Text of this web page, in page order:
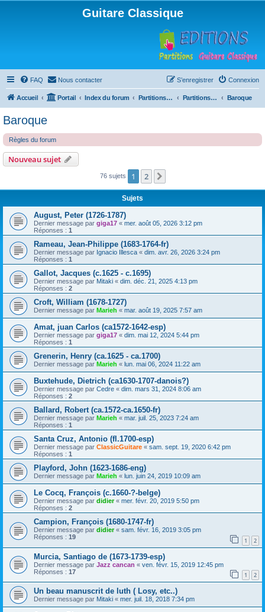
Guitare Classique
FAQ Nous contacter Connexion
S’enregistrer
Accueil Portail Index du forum Partitions pour guitare en libre téléchargement Partitions classées par compositeur Baroque
Baroque
Règles du forum
Nouveau sujet
76 sujets 1 2
Sujets
August, Peter (1726-1787)
Dernier message par giga17 « mer. août 05, 2026 3:12 pm
Réponses : 1
Rameau, Jean-Philippe (1683-1764-fr)
Dernier message par Ignacio Illesca « dim. avr. 26, 2026 3:24 pm
Réponses : 1
Gallot, Jacques (c.1625 - c.1695)
Dernier message par Mitaki « dim. déc. 21, 2025 4:13 pm
Réponses : 2
Croft, William (1678-1727)
Dernier message par Marieh « mar. août 19, 2025 7:57 am
Amat, juan Carlos (ca1572-1642-esp)
Dernier message par giga17 « dim. mai 12, 2024 5:44 pm
Réponses : 1
Grenerin, Henry (ca.1625 - ca.1700)
Dernier message par Marieh « lun. mai 06, 2024 11:22 am
Buxtehude, Dietrich (ca1630-1707-danois?)
Dernier message par Cedre « dim. mars 31, 2024 8:06 am
Réponses : 2
Ballard, Robert (ca.1572-ca.1650-fr)
Dernier message par Marieh « mar. juil. 25, 2023 7:24 am
Réponses : 1
Santa Cruz, Antonio (fl.1700-esp)
Dernier message par ClassicGuitare « sam. sept. 19, 2020 6:42 pm
Réponses : 1
Playford, John (1623-1686-eng)
Dernier message par Marieh « lun. juin 24, 2019 10:09 am
Le Cocq, François (c.1660-?-belge)
Dernier message par didier« mer. févr. 20, 2019 5:50 pm
Réponses : 2
Campion, François (1680-1747-fr)
Dernier message par didier« sam. févr. 16, 2019 3:05 pm
Réponses : 19 1 2
Murcia, Santiago de (1673-1739-esp)
Dernier message par Jazz cancan « ven. févr. 15, 2019 12:45 pm
Réponses : 17 1 2
Un beau manuscrit de luth ( Losy, etc..)
Dernier message par Mitaki « mer. juil. 18, 2018 7:34 pm